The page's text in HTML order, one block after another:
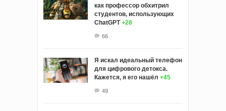
как профессор обхитрил
студентов, использующих
ChatGPT +28
66
Я искал идеальный телефон
для цифрового детокса.
Кажется, я его нашёл +45
49